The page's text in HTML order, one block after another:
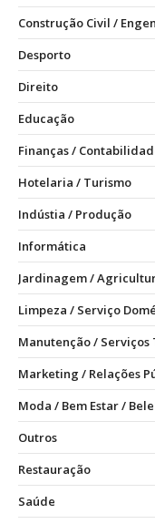
Construção Civil /
Desporto
Direito
Educação
Finanças /
Hotelaria / Turismo
Indústia / Produção
Informática
Jardinagem /
Limpeza / Serviço
Manutenção / Serviços
Marketing / Relações
Moda / Bem Estar /
Outros
Restauração
Saúde